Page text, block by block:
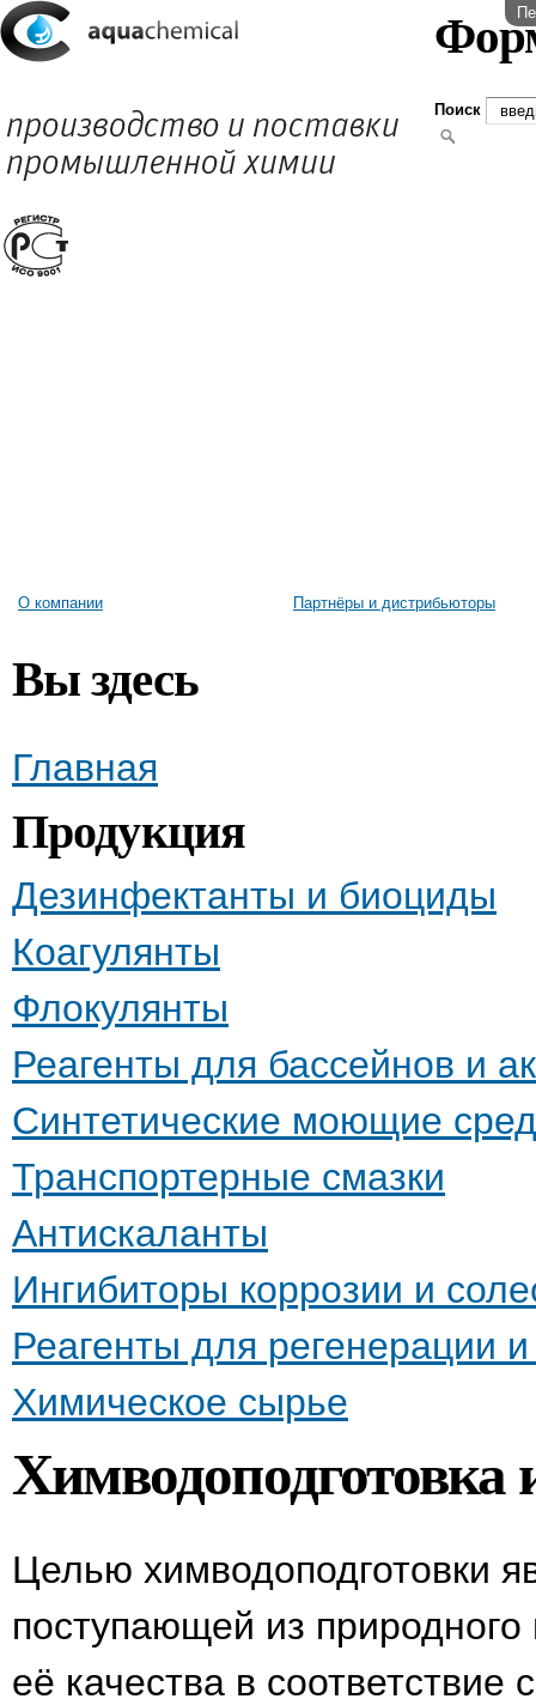
Поиск
О компании Партнёры и дистрибьюторы
Вы здесь
Главная
Продукция
Дезинфектанты и биоциды
Коагулянты
Флокулянты
Реагенты для бассейнов и
Синтетические моющие
Транспортерные смазки
Антискаланты
Ингибиторы коррозии и
Реагенты для регенерации
Химическое сырье
Химводоподготовка
Целью химводоподготовки
поступающей из
её качества в